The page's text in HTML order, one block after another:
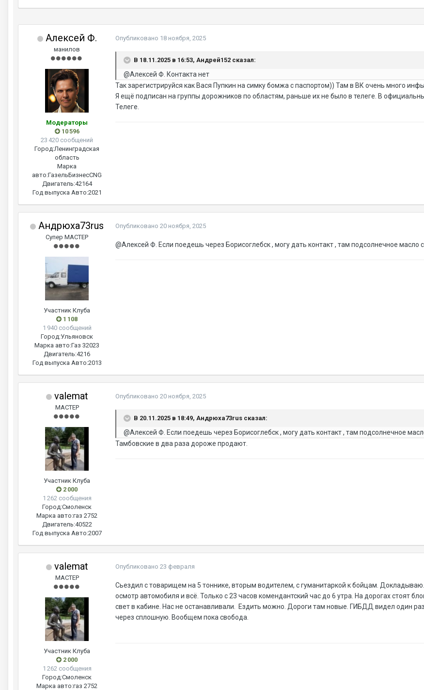
Алексей Ф.
манилов
Модераторы
10 596
23 420 сообщений
Город:Ленинградская
область
Марка
авто:ГазельБизнесCNG
Двигатель:42164
Год выпуска Авто:2021
Опубликовано 18 ноября, 2025
В 18.11.2025 в 16:53, Андрей152 сказал:
@Алексей Ф. Контакта нет
Так зарегистрируйся как Вася Пупкин на симку бомжа с паспортом)) Там в ВК очень много
Я ещё подписан на группы дорожников по областям, раньше их не было в телеге. В
Телеге.
Андрюха73rus
Супер МАСТЕР
Участник Клуба
1 108
1 940 сообщений
Город:Ульяновск
Марка авто:Газ 32023
Двигатель:4216
Год выпуска Авто:2013
Опубликовано 20 ноября, 2025
@Алексей Ф. Если поедешь через Борисоглебск , могу дать контакт , там подсолнечное масло
valemat
МАСТЕР
Участник Клуба
2 000
1 262 сообщения
Город:Смоленск
Марка авто:газ 2752
Двигатель:40522
Год выпуска Авто:2007
Опубликовано 20 ноября, 2025
В 20.11.2025 в 18:49, Андрюха73rus сказал:
@Алексей Ф. Если поедешь через Борисоглебск , могу дать контакт , там подсолнечное
Тамбовские в два раза дороже продают.
valemat
МАСТЕР
Участник Клуба
2 000
1 262 сообщения
Город:Смоленск
Марка авто:газ 2752
Опубликовано 23 февраля
Сьездил с товарищем на 5 тоннике, вторым водителем, с гуманитаркой к бойцам.
осмотр автомобиля и всё. Только с 23 часов комендантский час до 6 утра. На дорогах стоят
свет в кабине. Нас не останавливали. Ездить можно. Дороги там новые. ГИБДД видел один
через сплошную. Вообщем пока свобода.